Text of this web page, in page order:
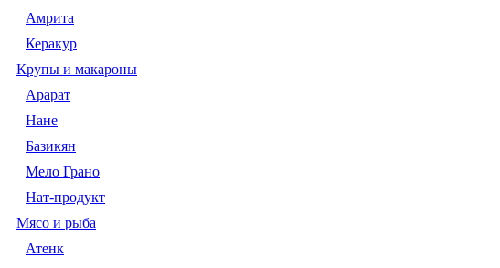
Амрита
Керакур
Крупы и макароны
Арарат
Нане
Базикян
Мело Грано
Нат-продукт
Мясо и рыба
Атенк